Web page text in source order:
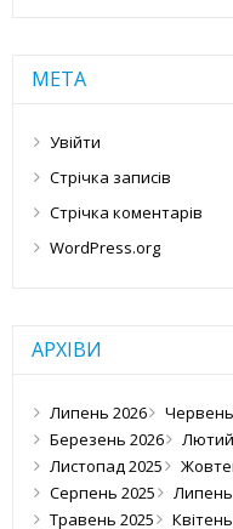
МЕТА
Увійти
Стрічка записів
Стрічка коментарів
WordPress.org
АРХІВИ
Липень 2026
Березень 2026
Листопад 2025
Серпень 2025
Липень
Травень 2025